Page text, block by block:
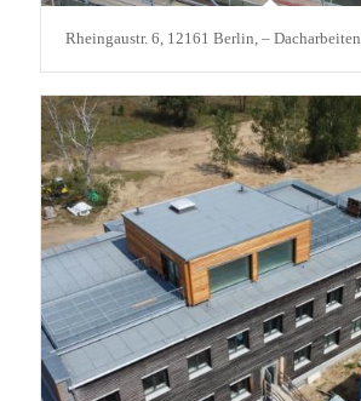
Rheingaustr. 6, 12161 Berlin, – Dacharbeiten